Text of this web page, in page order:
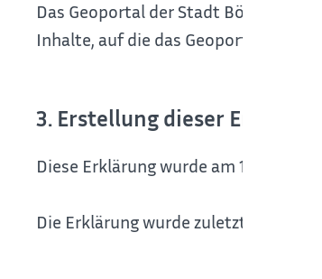
Das Geoportal der Stadt Böblingen
Inhalte, auf die das Geoportal
3. Erstellung dieser
Diese Erklärung wurde am
Die Erklärung wurde zuletzt geprüft